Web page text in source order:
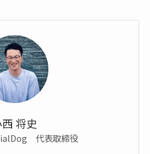
将史
代表取締役